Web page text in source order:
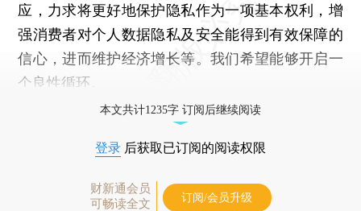
应，力求将更好地保护隐私作为一项基本权利，增
强消费者对个人数据隐私及安全能得到有效保障的
信心，进而维护经济增长等。我们希望能够开启一
个良性循环。
本文共计1235字 订阅后继续阅读
登录 后获取已订阅的阅读权限
财新通会员
可畅读全文
订阅/会员升级